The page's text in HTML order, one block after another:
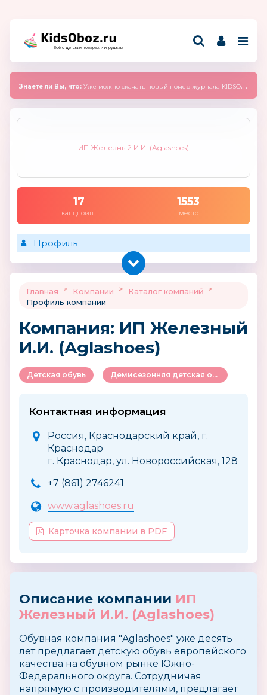
Всё о детских товарах и игрушках
Знаете ли Вы, что: Уже можно скачать новый номер журнала KIDSOBOZ 2025 (сентябрь)
ИП Железный И.И. (Aglashoes)
17
канцпоинт
1553
место
Профиль
Главная > Компании > Каталог компаний
>
Профиль компании
Компания: ИП Железный
И.И. (Aglashoes)
Детская обувь Демисезонняя детская обувь
Контактная информация
Россия, Краснодарский край, г.
Краснодар
г. Краснодар, ул. Новороссийская, 128
+7 (861) 2746241
www.aglashoes.ru
Карточка компании в PDF
Описание компании ИП
Железный И.И. (Aglashoes)
Обувная компания "Aglashoes" уже десять
лет предлагает детскую обувь европейского
качества на обувном рынке Южно-
Федерального округа. Сотрудничая
напрямую с производителями, предлагает